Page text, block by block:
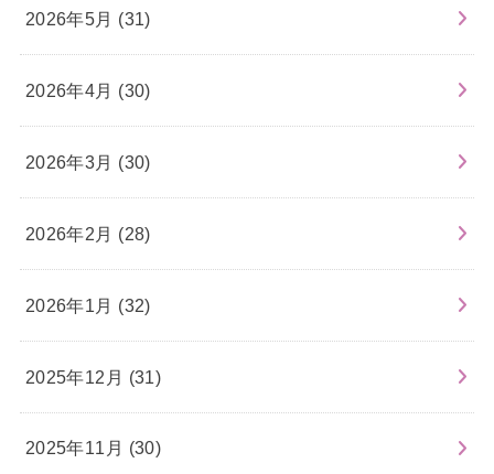
2026年5月 (31)
2026年4月 (30)
2026年3月 (30)
2026年2月 (28)
2026年1月 (32)
2025年12月 (31)
2025年11月 (30)